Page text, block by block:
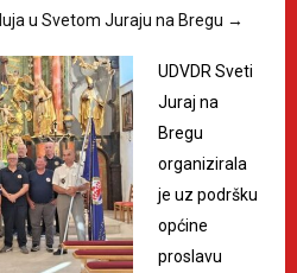
u Svetom Juraju na Bregu →
UDVDR Sveti
Juraj na
Bregu
organizirala
je uz podršku
općine
proslavu